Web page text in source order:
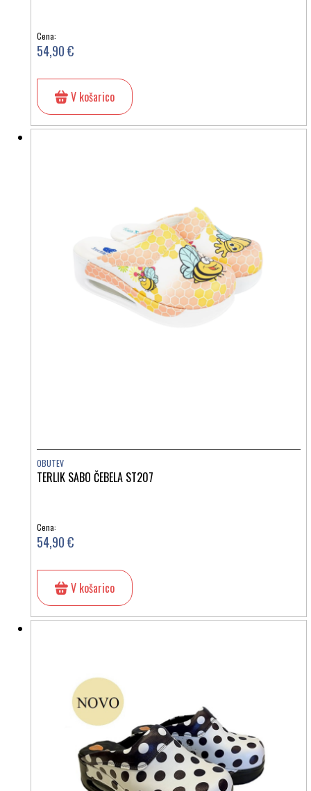
Cena:
54,90 €
V košarico
OBUTEV
TERLIK SABO ČEBELA ST207
Cena:
54,90 €
V košarico